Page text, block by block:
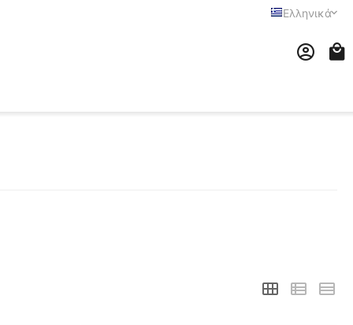
Ελληνικά